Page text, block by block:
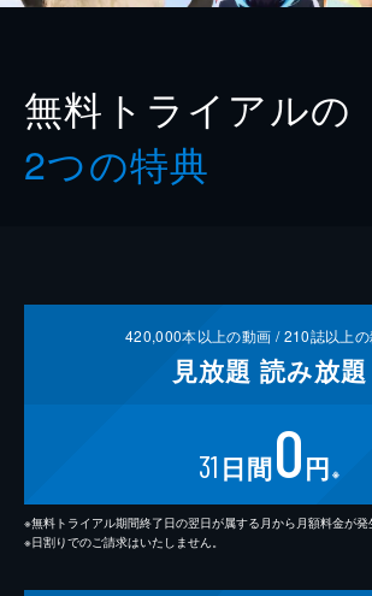
無料トライアルの
2つの特典
420,000本以上の動画 /210誌以上
見放題 読み放題
31 日間0円 ※
※無料トライアル期間終了日の翌日が属する月から月額料金が発
※日割りでのご請求はいたしません。